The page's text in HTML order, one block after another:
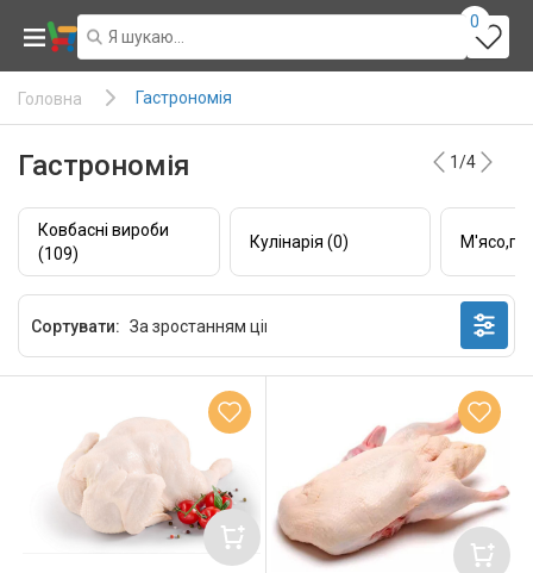
0
Головна Гастрономія
Гастрономія 1/4
Ковбасні вироби
(109)
Кулінарія (0)
Сортувати: